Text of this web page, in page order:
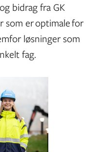
bidrag fra GK
som er optimale for
løsninger som
fag.